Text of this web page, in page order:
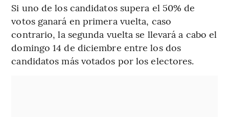
Si uno de los candidatos supera el 50% de
votos ganará en primera vuelta, caso
contrario, la segunda vuelta se llevará a cabo el
domingo 14 de diciembre entre los dos
candidatos más votados por los electores.